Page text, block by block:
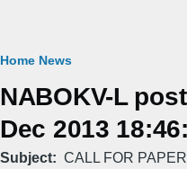
Breadcrumb
Home News
NABOKV-L
Dec 2013
Subject
CALL FOR